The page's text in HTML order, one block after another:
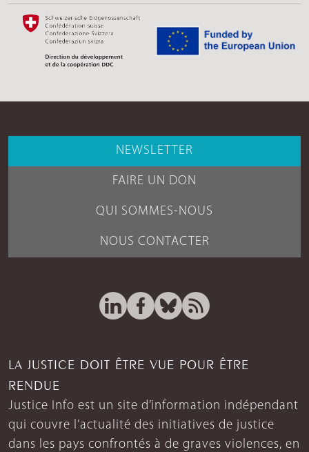
NEWSLETTER
FAIRE UN DON
QUI SOMMES-NOUS
NOUS CONTACTER
LA JUSTICE DOIT ÊTRE VUE POUR ÊTRE
RENDUE
Justice Info est un site d’information indépendant
qui couvre l’actualité des initiatives de justice
dans les pays confrontés à de graves violences, en